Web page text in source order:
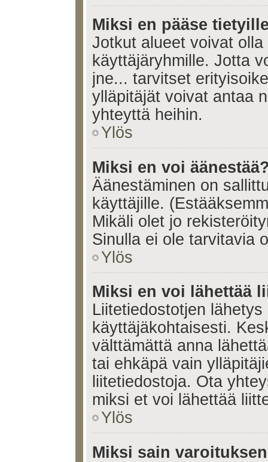
Miksi en pääse
Jotkut alueet voivat
käyttäjäryhmille. Jotta
jne... tarvitset
ylläpitäjät voivat antaa
yhteyttä heihin.
Ylös
Miksi en voi
Äänestäminen on
käyttäjille.
Mikäli olet jo
Sinulla ei ole tarvitavia
Ylös
Miksi en voi lähettää
Liitetiedostotjen
käyttäjäkohtaisesti.
välttämättä anna
tai ehkäpä vain
liitetiedostoja. Ota
miksi et voi lähettää
Ylös
Miksi sain